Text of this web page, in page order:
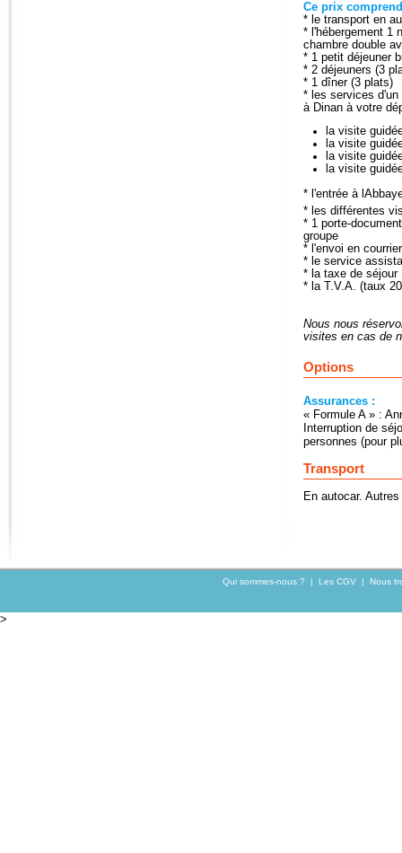
Ce prix
* le transport en
* l'hébergement 1
chambre double
* 1 petit déjeuner
* 2 déjeuners (3
* 1 dîner (3 plats)
* les services d'un
à Dinan à votre
la visite
la visite
la visite
la visite
* l'entrée à
* les différentes
* 1 porte-
groupe
* l'envoi en
* le service
* la taxe de séjour
* la T.V.A. (taux
Nous nous
visites en cas de
Options
Assurances :
« Formule A » :
Interruption de
personnes (pour
Transport
En autocar.
Qui sommes-nous ? | Les CGV | Nous
>